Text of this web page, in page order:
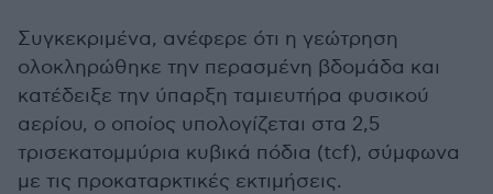
Συγκεκριμένα, ανέφερε ότι η γεώτρηση
ολοκληρώθηκε την περασμένη βδομάδα και
κατέδειξε την ύπαρξη ταμιευτήρα φυσικού
αερίου, ο οποίος υπολογίζεται στα 2,5
τρισεκατομμύρια κυβικά πόδια (tcf), σύμφωνα
με τις προκαταρκτικές εκτιμήσεις.